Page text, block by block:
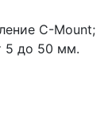
C-Mount;
5 до 50 мм.